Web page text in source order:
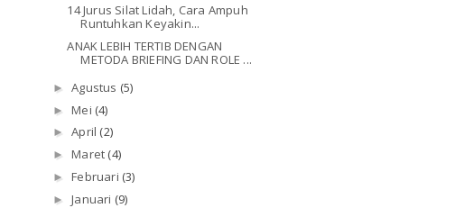
14 Jurus Silat Lidah, Cara Ampuh
Runtuhkan Keyakin...
ANAK LEBIH TERTIB DENGAN
METODA BRIEFING DAN ROLE ...
►Agustus (5)
►Mei (4)
►April (2)
►Maret (4)
►Februari (3)
►Januari (9)